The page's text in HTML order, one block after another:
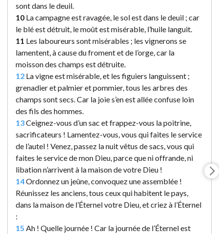
sont dans le deuil.
10 La campagne est ravagée, le sol est dans le deuil ; car
le blé est détruit, le moût est misérable, l’huile languit.
11 Les laboureurs sont misérables ; les vignerons se
lamentent, à cause du froment et de l’orge, car la
moisson des champs est détruite.
12 La vigne est misérable, et les figuiers languissent ;
grenadier et palmier et pommier, tous les arbres des
champs sont secs. Car la joie s’en est allée confuse loin
des fils des hommes.
13Ceignez-vous d’un sac et frappez-vous la poitrine,
sacrificateurs ! Lamentez-vous, vous qui faites le service
de l’autel ! Venez, passez la nuit vêtus de sacs, vous qui
faites le service de mon Dieu, parce que ni offrande, ni
libation n’arrivent à la maison de votre Dieu !
14Ordonnez un jeûne, convoquez une assemblée !
Réunissez les anciens, tous ceux qui habitent le pays,
dans la maison de l’Éternel votre Dieu, et criez à l’Éternel
:
15 Ah ! Quelle journée ! Car la journée de l’Éternel est